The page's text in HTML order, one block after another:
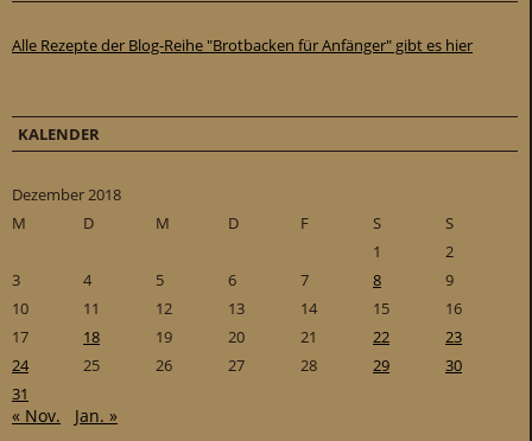
Alle Rezepte der Blog-Reihe "Brotbacken für Anfänger" gibt es hier
KALENDER
Dezember 2018
M
D M D F S
S
1
2
3
4 5 6 7 8
9
10
11 12 13 14 15
16
17
18 19 20 21 22
23
24
25 26 27 28 29
30
31
« Nov. Jan. »